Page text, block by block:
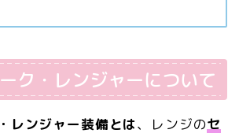
ク・レンジャーについて
レンジャー装備とは、レンジのセ